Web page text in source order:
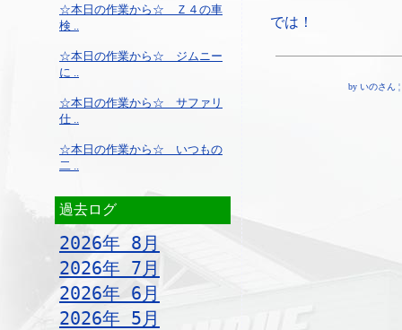
☆本日の作業から☆ Ｚ４の車
検 ..
☆本日の作業から☆ ジムニー
に ..
☆本日の作業から☆ サファリ
仕 ..
☆本日の作業から☆ いつもの
二 ..
過去ログ
2026年 8月
2026年 7月
2026年 6月
2026年 5月
では！
by いのさん ¦